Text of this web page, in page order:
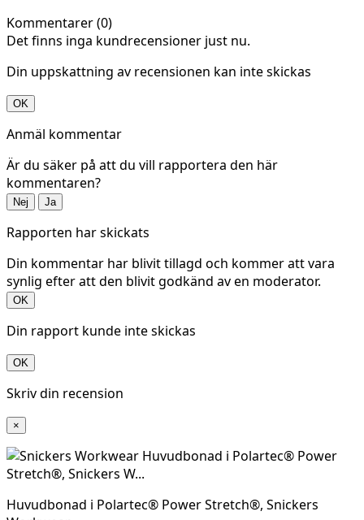
Kommentarer (0)
Det finns inga kundrecensioner just nu.
Din uppskattning av recensionen kan inte skickas
OK
Anmäl kommentar
Är du säker på att du vill rapportera den här
kommentaren?
Nej Ja
Rapporten har skickats
Din kommentar har blivit tillagd och kommer att vara
synlig efter att den blivit godkänd av en moderator.
OK
Din rapport kunde inte skickas
OK
Skriv din recension
×
Huvudbonad i Polartec® Power Stretch®, Snickers